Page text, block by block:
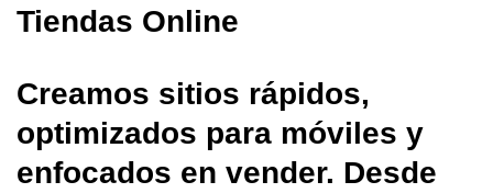
Tiendas Online
Creamos sitios rápidos,
optimizados para móviles y
enfocados en vender. Desde